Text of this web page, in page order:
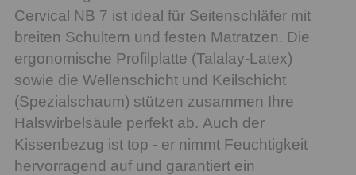
Cervical NB 7 ist ideal für Seitenschläfer mit
breiten Schultern und festen Matratzen. Die
ergonomische Profilplatte (Talalay-Latex)
sowie die Wellenschicht und Keilschicht
(Spezialschaum) stützen zusammen Ihre
Halswirbelsäule perfekt ab. Auch der
Kissenbezug ist top - er nimmt Feuchtigkeit
hervorragend auf und garantiert ein